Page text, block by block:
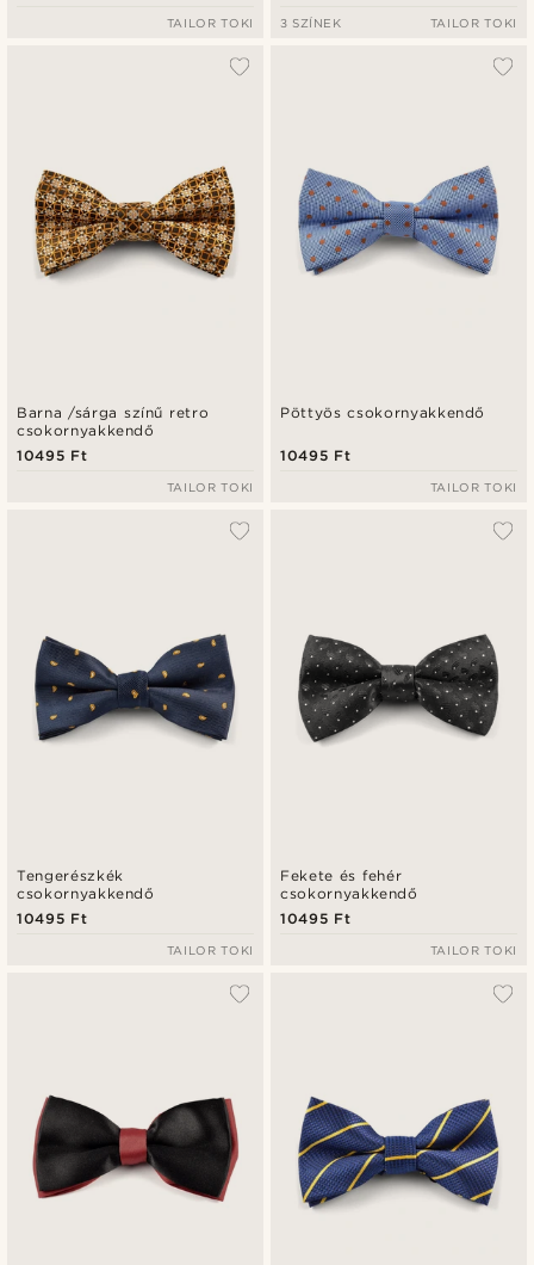
TAILOR TOKI 3 SZÍNEK TAILOR TOKI
Barna /sárga színű retro
csokornyakkendő
10495 Ft
TAILOR TOKI
Pöttyös csokornyakkendő
10495 Ft
TAILOR TOKI
Tengerészkék
csokornyakkendő
10495 Ft
TAILOR TOKI
Fekete és fehér
csokornyakkendő
10495 Ft
TAILOR TOKI